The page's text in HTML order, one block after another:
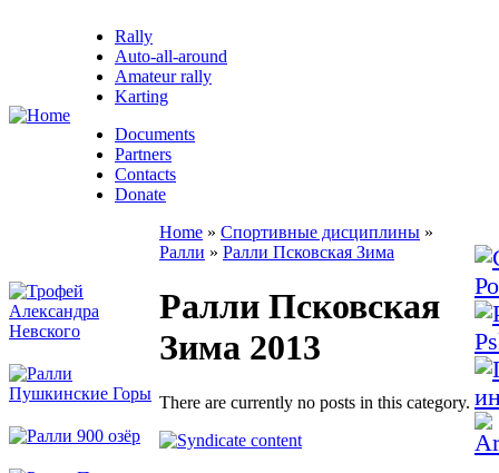
Rally
Auto-all-around
Amateur rally
Karting
Documents
Partners
Contacts
Donate
Home » Спортивные дисциплины »
Ралли » Ралли Псковская Зима
Ралли Псковская
Зима 2013
There are currently no posts in this category.